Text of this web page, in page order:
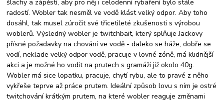
šlachy a zápěstí, aby pro něj i celodenní rybaření bylo stále
radostí. Wobler tak nesměl ve vodě klást velký odpor. Aby toho
dosáhl, tak musel zúročit své třicetileté zkušenosti s výrobou
woblerů. Výsledný wobler je twitchbait, který splňuje Jackovy
přísné požadavky na chování ve vodě - daleko se háže, dobře se
vodí, neklade velký odpor vodě, pracuje v lovné zóně, má klidnější
akci a je možné ho vodit na prutech s gramáží již okolo 40g.
Wobler má sice lopatku, pracuje, chytí rybu, ale to pravé z něho
vykřeše teprve až práce prutem. Ideální způsob lovu s ním je ostré
twitchování krátkým prutem, na které wobler reaguje změnami